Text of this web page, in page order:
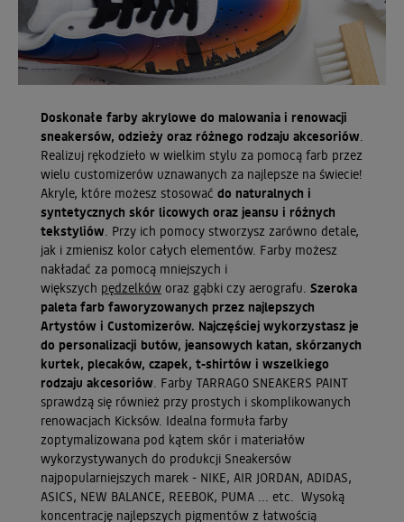
Doskonałe farby akrylowe do malowania i renowacji
sneakersów, odzieży oraz różnego rodzaju akcesoriów
Realizuj rękodzieło w wielkim stylu za pomocą farb przez
wielu customizerów uznawanych za najlepsze na świecie!
Akryle, które możesz stosować do naturalnych i
syntetycznych skór licowych oraz jeansu i różnych
tekstyliów . Przy ich pomocy stworzysz zarówno detale,
jak i zmienisz kolor całych elementów. Farby możesz
nakładać za pomocą mniejszych i
większych pędzelków oraz gąbki czy aerografu. Szeroka
paleta farb faworyzowanych przez najlepszych
Artystów i Customizerów. Najczęściej wykorzystasz je
do personalizacji butów, jeansowych katan, skórzanych
kurtek, plecaków, czapek, t-shirtów i wszelkiego
rodzaju akcesoriów . Farby TARRAGO SNEAKERS PAINT
sprawdzą się również przy prostych i skomplikowanych
renowacjach Kicksów. Idealna formuła farby
zoptymalizowana pod kątem skór i materiałów
wykorzystywanych do produkcji Sneakersów
najpopularniejszych marek - NIKE, AIR JORDAN, ADIDAS,
ASICS, NEW BALANCE, REEBOK, PUMA ... etc. Wysoką
koncentrację najlepszych pigmentów z łatwością